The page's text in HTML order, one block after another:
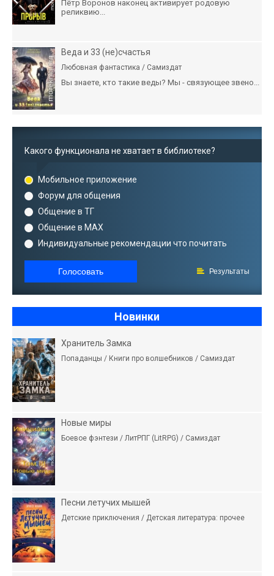
Пётр Воронов наконец активирует родовую
реликвию...
Веда и 33 (не)счастья
Любовная фантастика / Самиздат
Вы знаете, кто такие веды? Мы - связующее звено...
Какого функционала не хватает в библиотеке?
Мобильное приложение
Форум для общения
Общение в ТГ
Общение в MAX
Индивидуальные рекомендации что почитать
Голосовать Результаты
Новинки
Хранитель Замка
Попаданцы / Книги про волшебников / Самиздат
Новые миры
Боевое фэнтези / ЛитРПГ (LitRPG) / Самиздат
Песни летучих мышей
Детские приключения / Детская литература: прочее